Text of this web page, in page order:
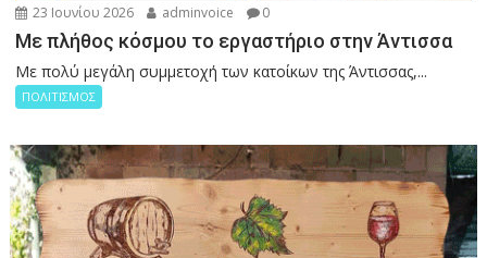
23 Ιουνίου 2026 adminvoice 0
Με πλήθος κόσμου το εργαστήριο στην Άντισσα
Με πολύ μεγάλη συμμετοχή των κατοίκων της Άντισσας,...
ΠΟΛΙΤΙΣΜΟΣ